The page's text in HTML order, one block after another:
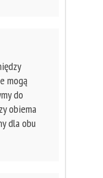
mogą
do
obiema
dla obu